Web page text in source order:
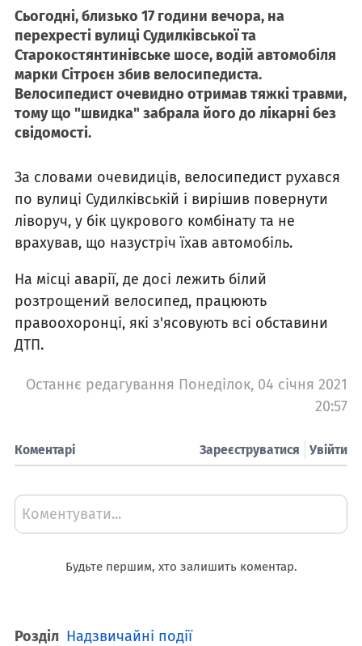
Сьогодні, близько 17 години вечора, на
перехресті вулиці Судилківської та
Старокостянтинівське шосе, водій автомобіля
марки Сітроєн збив велосипедиста.
Велосипедист очевидно отримав тяжкі травми,
тому що "швидка" забрала його до лікарні без
свідомості.
За словами очевидиців, велосипедист рухався
по вулиці Судилківській і вирішив повернути
ліворуч, у бік цукрового комбінату та не
врахував, що назустріч їхав автомобіль.
На місці аварії, де досі лежить білий
розтрощений велосипед, працюють
правоохоронці, які з'ясовують всі обставини
ДТП.
Останнє редагування Понеділок, 04 січня 2021
20:57
Коментарі Увійти
Зареєструватися
Коментувати...
Будьте першим, хто залишить коментар.
Розділ Надзвичайні події